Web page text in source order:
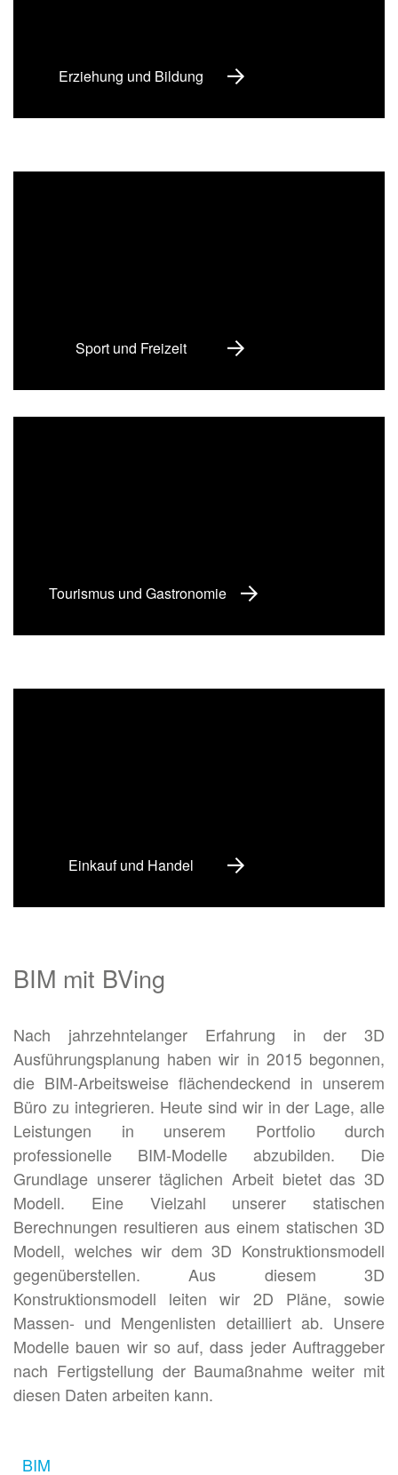
Erziehung und Bildung
Sport und Freizeit
Tourismus und Gastronomie
Einkauf und Handel
BIM mit BVing
Nach jahrzehntelanger Erfahrung in der 3D
Ausführungsplanung haben wir in 2015 begonnen,
die BIM-Arbeitsweise flächendeckend in unserem
Büro zu integrieren. Heute sind wir in der Lage, alle
Leistungen in unserem Portfolio durch
professionelle BIM-Modelle abzubilden. Die
Grundlage unserer täglichen Arbeit bietet das 3D
Modell. Eine Vielzahl unserer statischen
Berechnungen resultieren aus einem statischen 3D
Modell, welches wir dem 3D Konstruktionsmodell
gegenüberstellen. Aus diesem 3D
Konstruktionsmodell leiten wir 2D Pläne, sowie
Massen- und Mengenlisten detailliert ab. Unsere
Modelle bauen wir so auf, dass jeder Auftraggeber
nach Fertigstellung der Baumaßnahme weiter mit
diesen Daten arbeiten kann.
BIM